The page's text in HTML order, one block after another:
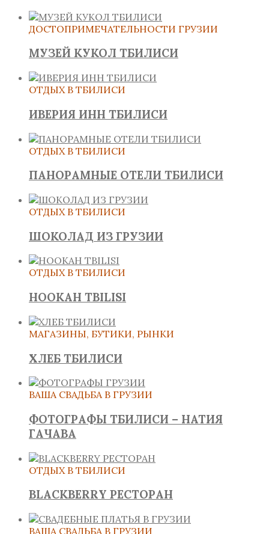
ДОСТОПРИМЕЧАТЕЛЬНОСТИ ГРУЗИИ
МУЗЕЙ КУКОЛ ТБИЛИСИ
ОТДЫХ В ТБИЛИСИ
ИВЕРИЯ ИНН ТБИЛИСИ
ОТДЫХ В ТБИЛИСИ
ПАНОРАМНЫЕ ОТЕЛИ ТБИЛИСИ
ОТДЫХ В ТБИЛИСИ
ШОКОЛАД ИЗ ГРУЗИИ
ОТДЫХ В ТБИЛИСИ
HOOKAH TBILISI
МАГАЗИНЫ, БУТИКИ, РЫНКИ
ХЛЕБ ТБИЛИСИ
ВАША СВАДЬБА В ГРУЗИИ
ФОТОГРАФЫ ТБИЛИСИ – НАТИЯ
ГАЧАВА
ОТДЫХ В ТБИЛИСИ
BLACKBERRY РЕСТОРАН
ВАША СВАДЬБА В ГРУЗИИ